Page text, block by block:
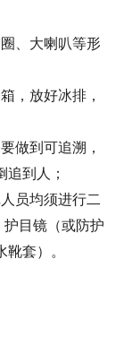
、大喇叭等形
，放好冰排，
做到可追溯，
到人；
员均须进行二
目镜（或防护
套）。